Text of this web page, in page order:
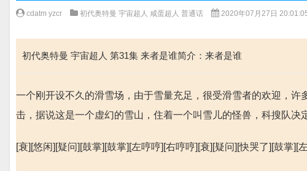
cdatm yzcr 初代奥特曼 宇宙超人 咸蛋超人 普通话 2020年07月27日
初代奥特曼 宇宙超人 第31集 来者是谁简介：来者是谁
一个刚开设不久的滑雪场，由于雪量充足，很受滑雪者的欢迎，
击，据说这是一个虚幻的雪山，住着一个叫雪儿的怪兽，科搜队决
[衰][悠闲][疑问][鼓掌][鼓掌][左哼哼][右哼哼][衰][疑问][快哭了][鼓掌][